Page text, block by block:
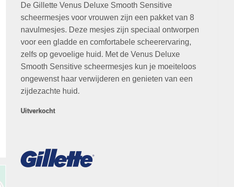
waarderingenwas:
€28,95.
is:
€15,95.
De Gillette Venus Deluxe Smooth Sensitive
scheermesjes voor vrouwen zijn een pakket van 8
navulmesjes. Deze mesjes zijn speciaal ontworpen
voor een gladde en comfortabele scheerervaring,
zelfs op gevoelige huid. Met de Venus Deluxe
Smooth Sensitive scheermesjes kun je moeiteloos
ongewenst haar verwijderen en genieten van een
zijdezachte huid.
Uitverkocht